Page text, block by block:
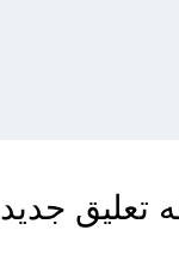
تعليق جديد